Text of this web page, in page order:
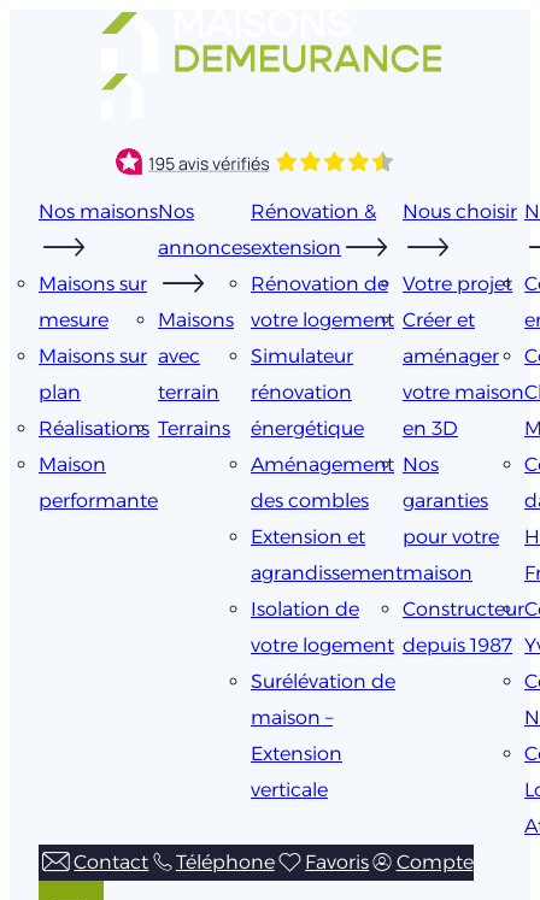
Nos maisons
Maisons sur
mesure
Maisons sur
plan
Réalisations
Maison
performante
Nos
annonces
Maisons
avec
terrain
Terrains
Rénovation &
extension
Rénovation de
votre logement
Simulateur
rénovation
énergétique
Aménagement
des combles
Extension et
agrandissement
Isolation de
votre logement
Surélévation de
maison –
Extension
verticale
Nous choisir
Votre projet
Créer et
aménager
votre maison
en 3D
Nos
garanties
pour votre
maison
Constructeur
depuis 1987
Contact
Téléphone Favoris Compte